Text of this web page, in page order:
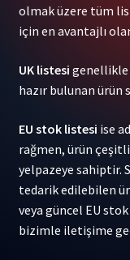
1LP
adet
olmak üzere tüm
için en avantajlı
UK listesi genellikle
hazır bulunan ürün
EU stok listesi ise
rağmen, ürün
yelpazeye sahiptir.
tedarik edilebilen
veya güncel EU
bizimle iletişime